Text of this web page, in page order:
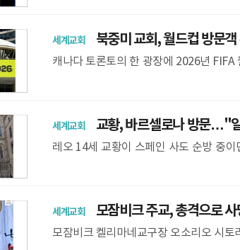
세계교회북중미 교회, 월드컵 방문객
캐나다 토론토의 한 광장에 2026년
세계교회교황, 바르셀로나 방문…"
레오 14세 교황이 스페인 사도 순방 중
아 대성당에서 정오 기도를 마친 후 사
세계교회모잠비크 주교, 총격으로 사
모잠비크 켈리마네교구장 오소리오 시